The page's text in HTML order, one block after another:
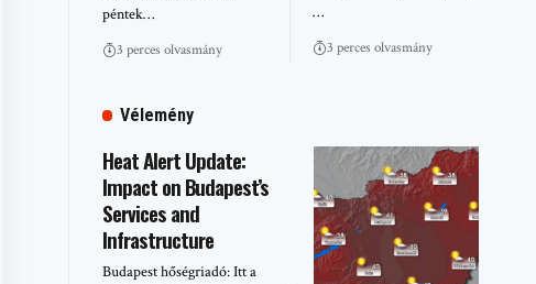
péntek…
3 perces olvasmány
…
3 perces olvasmány
Vélemény
Heat Alert Update:
Impact on Budapest’s
Services and
Infrastructure
Budapest hőségriadó: Itt a